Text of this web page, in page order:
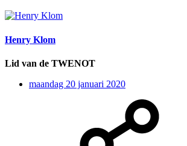
Henry Klom
Lid van de TWENOT
maandag 20 januari 2020